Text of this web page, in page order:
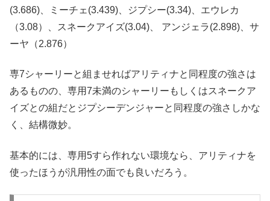
(3.686)、ミーチェ(3.439)、ジプシー(3.34)、エウレカ
（3.08）、スネークアイズ(3.04)、 アンジェラ(2.898)、サ
ーヤ（2.876）
専7シャーリーと組ませればアリティナと同程度の強さは
あるものの、専用7未満のシャーリーもしくはスネークア
イズとの組だとジプシーデンジャーと同程度の強さしかな
く、結構微妙。
基本的には、専用5すら作れない環境なら、アリティナを
使ったほうが汎用性の面でも良いだろう。